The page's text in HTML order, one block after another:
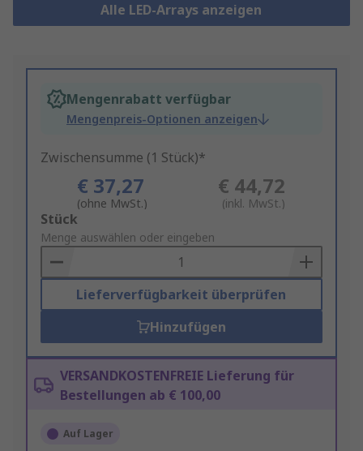
Alle LED-Arrays anzeigen
Mengenrabatt verfügbar
Mengenpreis-Optionen anzeigen
Zwischensumme (1 Stück)*
€ 37,27
(ohne MwSt.)
€ 44,72
(inkl. MwSt.)
Add
to
Basket
Stück
Menge auswählen oder eingeben
Lieferverfügbarkeit überprüfen
Hinzufügen
VERSANDKOSTENFREIE Lieferung für
Bestellungen ab € 100,00
Auf Lager